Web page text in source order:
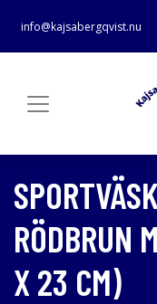
info@kajsabergqvist.nu
RÖDBRUN
X 23 CM)